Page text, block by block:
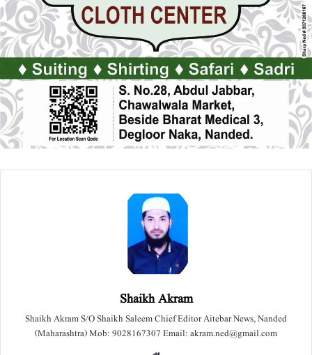
Shaikh Akram
Shaikh Akram S/O Shaikh Saleem Chief Editor Aitebar News, Nanded
(Maharashtra) Mob: 9028167307 Email: akram.ned@gmail.com